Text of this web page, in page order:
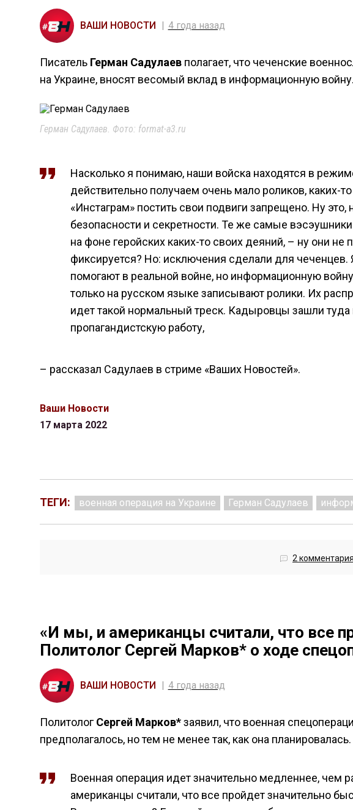
ВАШИ НОВОСТИ 4 года назад
Писатель Герман Садулаевполагает, что чеченские
на Украине, вносят весомый вклад в информационную войну.
Герман Садулаев. Фото: format-a3.ru
Насколько я понимаю, наши войска находятся в
действительно получаем очень мало роликов, каких-
«Инстаграм» постить свои подвиги запрещено. Ну
безопасности и секретности. Те же самые
на фоне геройских каких-то своих деяний, – ну они не
фиксируется? Но: исключения сделали для чеченцев.
помогают в реальной войне, но информационную
только на русском языке записывают ролики. Их
идет такой нормальный треск. Кадыровцы зашли
пропагандистскую работу,
– рассказал Садулаев в стриме «Ваших Новостей».
Ваши Новости
17 марта 2022
ТЕГИ: военная операция на Украине Герман Садулаев
2 комментария
«И мы, и американцы считали, что все
Политолог Сергей Марков* о ходе
ВАШИ НОВОСТИ 4 года назад
Политолог Сергей Марков*заявил, что военная
предполагалось, но тем не менее так, как она планировалась.
Военная операция идет значительно медленнее, чем
американцы считали, что все пройдет значительно